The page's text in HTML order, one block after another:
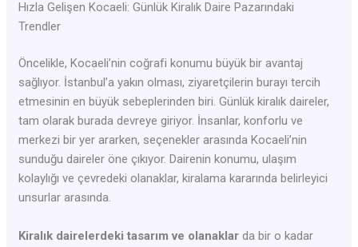
Hızla Gelişen Kocaeli: Günlük Kiralık Daire Pazarındaki
Trendler
Öncelikle, Kocaeli’nin coğrafi konumu büyük bir avantaj
sağlıyor. İstanbul’a yakın olması, ziyaretçilerin burayı tercih
etmesinin en büyük sebeplerinden biri. Günlük kiralık daireler,
tam olarak burada devreye giriyor. İnsanlar, konforlu ve
merkezi bir yer ararken, seçenekler arasında Kocaeli’nin
sunduğu daireler öne çıkıyor. Dairenin konumu, ulaşım
kolaylığı ve çevredeki olanaklar, kiralama kararında belirleyici
unsurlar arasında.
Kiralık dairelerdeki tasarım ve olanaklar da bir o kadar